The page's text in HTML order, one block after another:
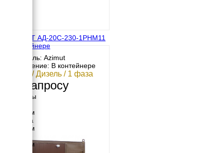
АЗИМУТ АД-20С-230-1РНМ11
в контейнере
Двигатель: Azimut
Исполнение: В контейнере
20 кВт / Дизель / 1 фаза
По запросу
Размеры
3050 мм
Ширина
2040 мм
2250 мм